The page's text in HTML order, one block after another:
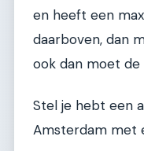
en heeft een
daarboven, dan
ook dan moet
Stel je hebt een
Amsterdam met